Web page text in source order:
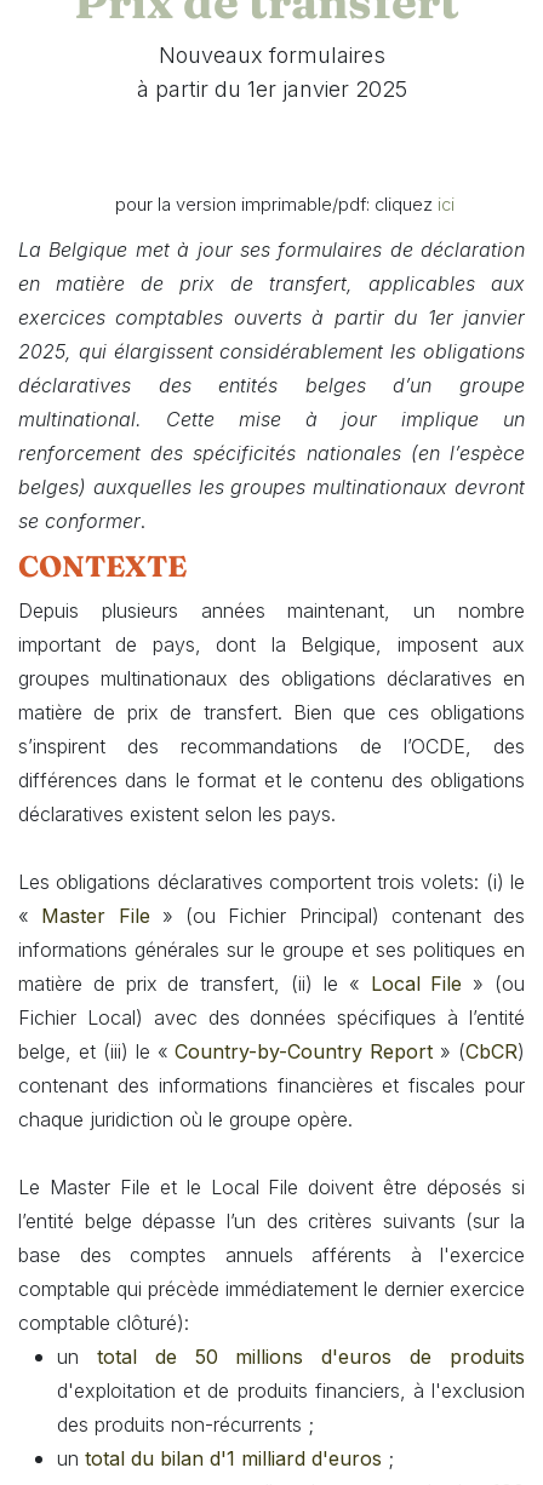
Nouveaux formulaires
à partir du 1er janvier 2025
pour la version imprimable/pdf: cliquez ici
La Belgique met à jour ses formulaires de déclaration
en matière de prix de transfert, applicables aux
exercices comptables ouverts à partir du 1er janvier
2025, qui élargissent considérablement les obligations
déclaratives des entités belges d’un groupe
multinational. Cette mise à jour implique un
renforcement des spécificités nationales (en l’espèce
belges) auxquelles les groupes multinationaux devront
se conformer.
CONTEXTE
Depuis plusieurs années maintenant, un nombre
important de pays, dont la Belgique, imposent aux
groupes multinationaux des obligations déclaratives en
matière de prix de transfert. Bien que ces obligations
s’inspirent des recommandations de l’OCDE, des
différences dans le format et le contenu des obligations
déclaratives existent selon les pays.
Les obligations déclaratives comportent trois volets: (i) le
« Master File » (ou Fichier Principal) contenant des
informations générales sur le groupe et ses politiques en
matière de prix de transfert, (ii) le « Local File » (ou
Fichier Local) avec des données spécifiques à l’entité
belge, et (iii) le «Country-by-Country Report » (CbCR)
contenant des informations financières et fiscales pour
chaque juridiction où le groupe opère.
Le Master File et le Local File doivent être déposés si
l’entité belge dépasse l’un des critères suivants (sur la
base des comptes annuels afférents à l'exercice
comptable qui précède immédiatement le dernier exercice
comptable clôturé):
un total de 50 millions d'euros de produits
d'exploitation et de produits financiers, à l'exclusion
des produits non-récurrents ;
un total du bilan d'1 milliard d'euros ;